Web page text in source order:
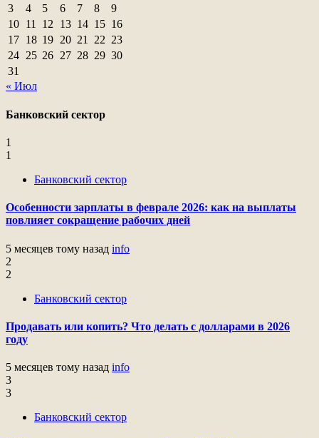
3
4 5 6 7 8
9
10 11 12 13 14 15 16
17 18 19 20 21 22 23
24 25 26 27 28 29 30
31
« Июл
Банковский сектор
1
1
Банковский сектор
Особенности зарплаты в феврале 2026: как на выплаты
повлияет сокращение рабочих дней
5 месяцев тому назад info
2
2
Банковский сектор
Продавать или копить? Что делать с долларами в 2026
году
5 месяцев тому назад info
3
3
Банковский сектор